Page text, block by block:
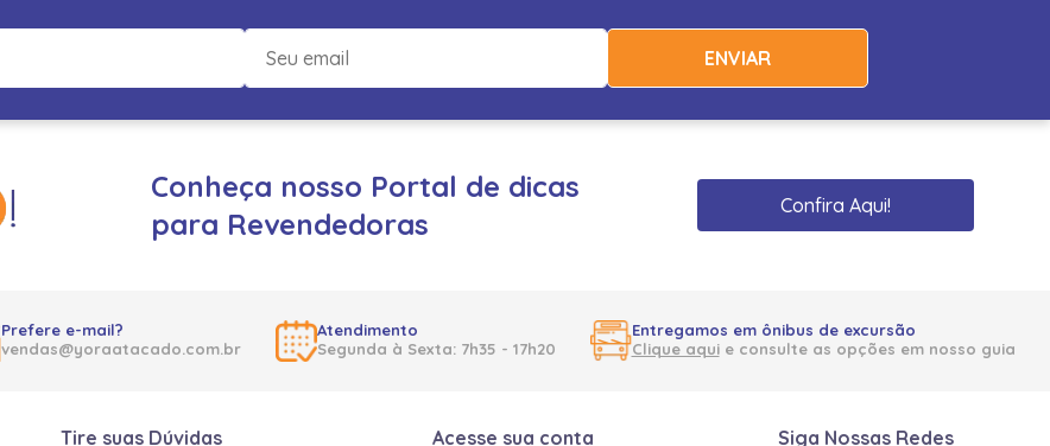
ENVIAR
Conheça nosso Portal de dicas
para Revendedoras
Confira Aqui!
Prefere e-mail?
vendas@yoraatacado.com.br
Atendimento
Segunda à Sexta: 7h35 - 17h20
Entregamos em ônibus de excursão
Clique aquie consulte as opções em nosso guia
Tire suas Dúvidas Acesse sua conta Siga Nossas Redes